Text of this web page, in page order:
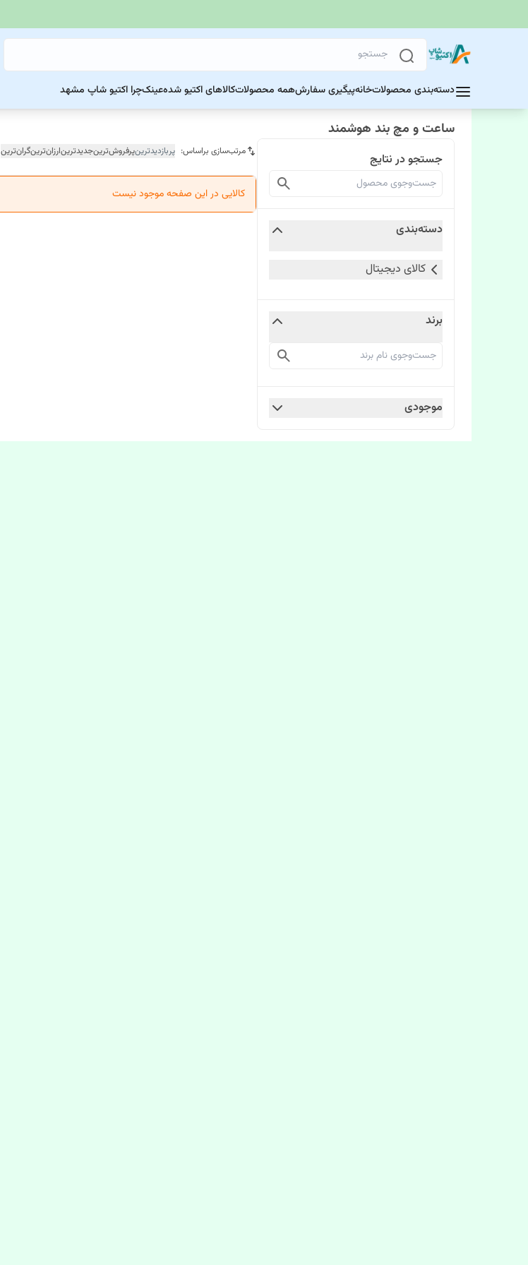
دسته‌بندی محصولاتخانهپیگیری سفارشهمه محصولاتکالاهای اکتیو شدهعینکچرا اکتیو شاپ مشهد
ساعت و مچ بند هوشمند
جستجو در نتایج
دسته‌بندی
کالای دیجیتال
برند
موجودی
مرتب‌سازی براساس: پربازدیدترینپرفروش‌ترینجدیدترینارزان‌ترینگران‌ترین
کالایی در این صفحه موجود نیست